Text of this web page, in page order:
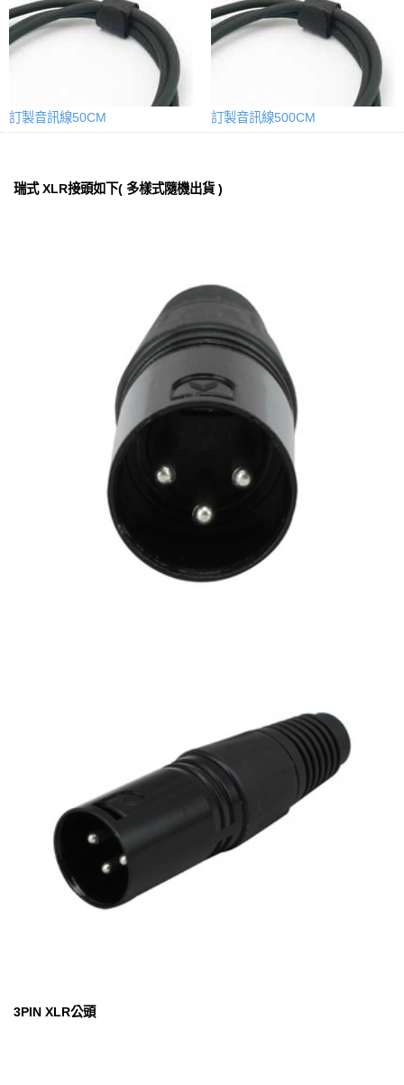
訂製音訊線50CM 訂製音訊線500CM
瑞式 XLR接頭如下( 多樣式隨機出貨 )
3PIN XLR公頭